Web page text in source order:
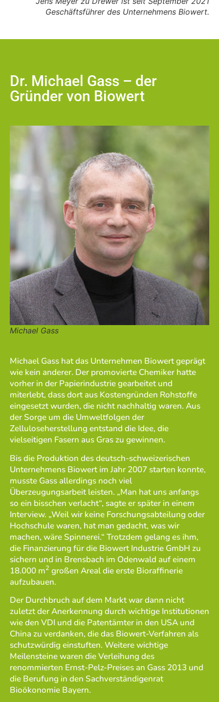
Geschäftsführer des Unternehmens Biowert.
Dr. Michael Gass – der
Gründer von Biowert
Michael Gass
Michael Gass hat das Unternehmen Biowert geprägt
wie kein anderer. Der promovierte Chemiker hatte
vorher in der Papierindustrie gearbeitet und
miterlebt, dass dort aus Kostengründen Rohstoffe
eingesetzt wurden, die nicht nachhaltig waren. Aus
der Sorge um die Umweltfolgen der
Zelluloseherstellung entstand die Idee, die
vielseitigen Fasern aus Gras zu gewinnen.
Bis die Produktion des deutsch-schweizerischen
Unternehmens Biowert im Jahr 2007 starten konnte,
musste Gass allerdings noch viel
Überzeugungsarbeit leisten. „Man hat uns anfangs
so ein bisschen verlacht“, sagte er später in einem
Interview. „Weil wir keine Forschungsabteilung oder
Hochschule waren, hat man gedacht, was wir
machen, wäre Spinnerei.“ Trotzdem gelang es ihm,
die Finanzierung für die Biowert Industrie GmbH zu
sichern und in Brensbach im Odenwald auf einem
18.000 m2 großen Areal die erste Bioraffinerie
aufzubauen.
Der Durchbruch auf dem Markt war dann nicht
zuletzt der Anerkennung durch wichtige Institutionen
wie den VDI und die Patentämter in den USA und
China zu verdanken, die das Biowert-Verfahren als
schutzwürdig einstuften. Weitere wichtige
Meilensteine waren die Verleihung des
renommierten Ernst-Pelz-Preises an Gass 2013 und
die Berufung in den Sachverständigenrat
Bioökonomie Bayern.